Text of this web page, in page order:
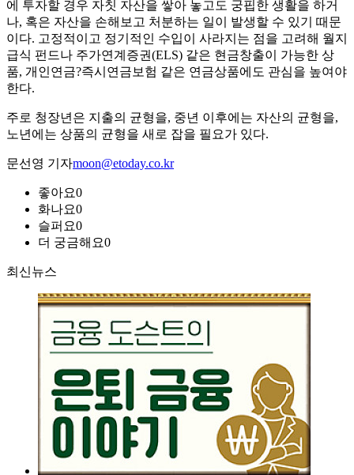
에 투자할 경우 자칫 자산을 쌓아 놓고도 궁핍한 생활을 하거
나, 혹은 자산을 손해보고 처분하는 일이 발생할 수 있기 때문
이다. 고정적이고 정기적인 수입이 사라지는 점을 고려해 월지
급식 펀드나 주가연계증권(ELS) 같은 현금창출이 가능한 상
품, 개인연금?즉시연금보험 같은 연금상품에도 관심을 높여야
한다.
주로 청장년은 지출의 균형을, 중년 이후에는 자산의 균형을,
노년에는 상품의 균형을 새로 잡을 필요가 있다.
문선영 기자moon@etoday.co.kr
좋아요0
화나요0
슬퍼요0
더 궁금해요0
최신뉴스